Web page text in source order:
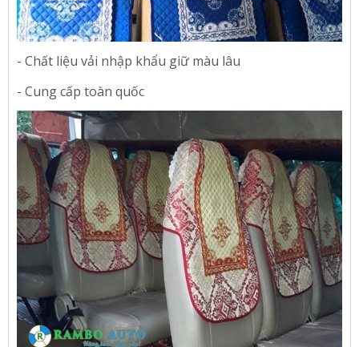
- Chất liệu vải nhập khẩu giữ màu lâu
- Cung cấp toàn quốc